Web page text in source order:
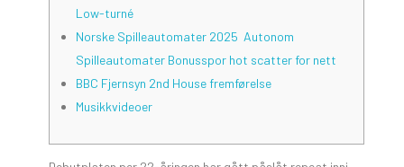
Low-turné
Norske Spilleautomater 2025 ️ Autonom
Spilleautomater Bonusspor hot scatter for nett
BBC Fjernsyn 2nd House fremførelse
Musikkvideoer